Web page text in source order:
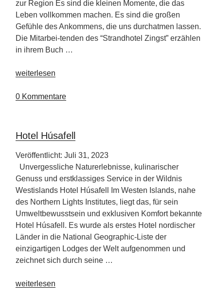
zur Region Es sind die kleinen Momente, die das
Leben vollkommen machen. Es sind die großen
Gefühle des Ankommens, die uns durchatmen lassen.
Die Mitarbei-tenden des “Strandhotel Zingst” erzählen
in ihrem Buch …
„Hotelmitarbeiter
Reiseführer“
weiterlesen
0 Kommentare
Hotel Húsafell
Veröffentlicht: Juli 31, 2023
Unvergessliche Naturerlebnisse, kulinarischer
Genuss und erstklassiges Service in der Wildnis
Westislands Hotel Húsafell Im Westen Islands, nahe
des Northern Lights Institutes, liegt das, für sein
Umweltbewusstsein und exklusiven Komfort bekannte
Hotel Húsafell. Es wurde als erstes Hotel nordischer
Länder in die National Geographic-Liste der
einzigartigen Lodges der Welt aufgenommen und
zeichnet sich durch seine …
„Hotel
weiterlesen